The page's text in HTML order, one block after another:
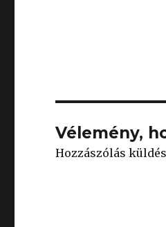
Vélemény,
Hozzászólás